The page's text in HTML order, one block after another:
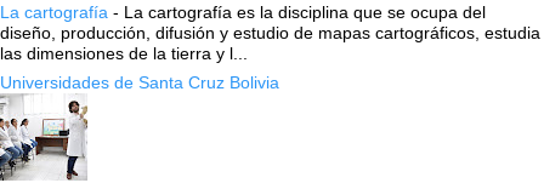
La cartografía - La cartografía es la disciplina que se ocupa del
diseño, producción, difusión y estudio de mapas cartográficos, estudia
las dimensiones de la tierra y l...
Universidades de Santa Cruz Bolivia